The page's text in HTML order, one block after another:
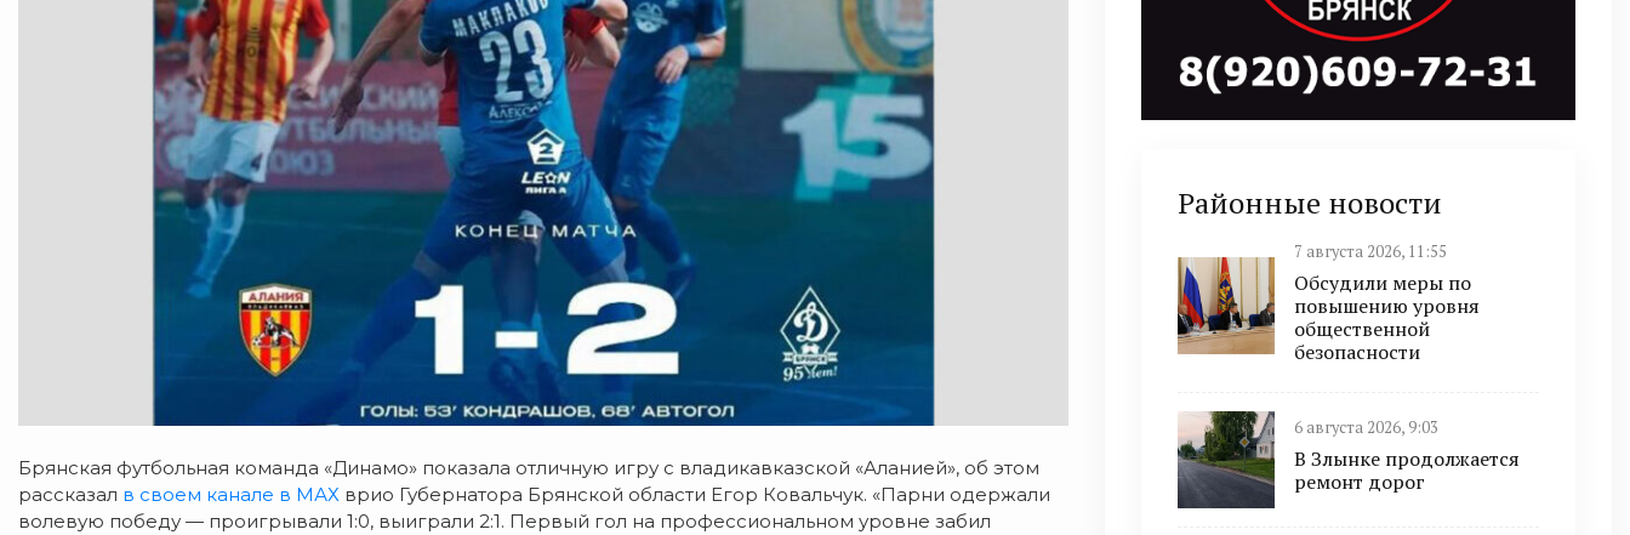
Брянская футбольная команда «Динамо» показала отличную игру с владикавказской «Аланией», об этом
рассказал в своем канале в МАХ врио Губернатора Брянской области Егор Ковальчук. «Парни одержали
волевую победу — проигрывали 1:0, выиграли 2:1. Первый гол на профессиональном уровне забил
Районные новости
7 августа 2026, 11:55
Обсудили меры по
повышению уровня
общественной
безопасности
6 августа 2026, 9:03
В Злынке продолжается
ремонт дорог